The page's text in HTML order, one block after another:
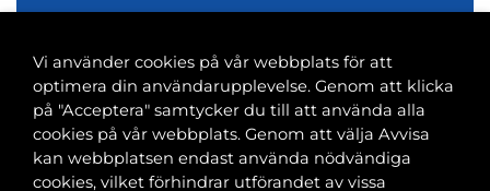
Banvaktsgatan 2A, 00520 Helsingfors
040 585 2586
Vi använder cookies på vår webbplats för att
optimera din användarupplevelse. Genom att klicka
på "Acceptera" samtycker du till att använda alla
cookies på vår webbplats. Genom att välja Avvisa
kan webbplatsen endast använda nödvändiga
cookies, vilket förhindrar utförandet av vissa